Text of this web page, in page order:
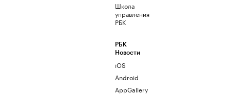
Школа
управления
РБК
РБК
Новости
iOS
Android
AppGallery